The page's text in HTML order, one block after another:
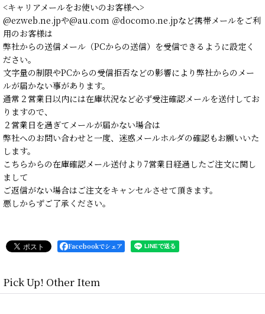
<キャリアメールをお使いのお客様へ>
@ezweb.ne.jpや@au.com ＠docomo.ne.jpなど携帯メールをご利
用のお客様は
弊社からの送信メール（PCからの送信）を受信できるように設定く
ださい。
文字量の制限やPCからの受信拒否などの影響により弊社からのメー
ルが届かない事があります。
通常２営業日以内には在庫状況など必ず受注確認メールを送付してお
りますので、
２営業日を過ぎてメールが届かない場合は
弊社へのお問い合わせと一度、迷惑メールホルダの確認もお願いいた
します。
こちらからの在庫確認メール送付より7営業日経過したご注文に関し
まして
ご返信がない場合はご注文をキャンセルさせて頂きます。
悪しからずご了承ください。
Facebookでシェア
Pick Up! Other Item